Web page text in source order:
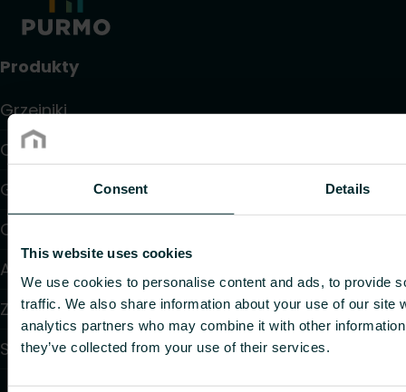
Consent Details
This website uses cookies
We use cookies to personalise content and ads, to provide
traffic. We also share information about your use of our site
analytics partners who may combine it with other
they’ve collected from your use of their services.
Produkty
Grzejniki
Ogrzewanie i chłodzenie podłogowe
Grzejniki konwektorowe i klimakonwektory
Ogrzewanie elektryczne
Automatyka
Zawory i głowice termostatyczne
Systemy instalacyjne